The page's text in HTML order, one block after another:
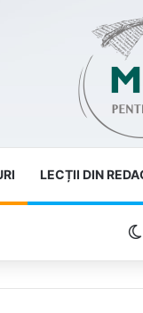
LECȚII DIN